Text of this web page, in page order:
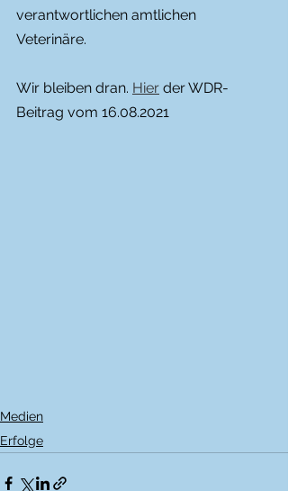
verantwortlichen amtlichen
Veterinäre.
Wir bleiben dran. Hier der WDR-
Beitrag vom 16.08.2021
Medien
Erfolge